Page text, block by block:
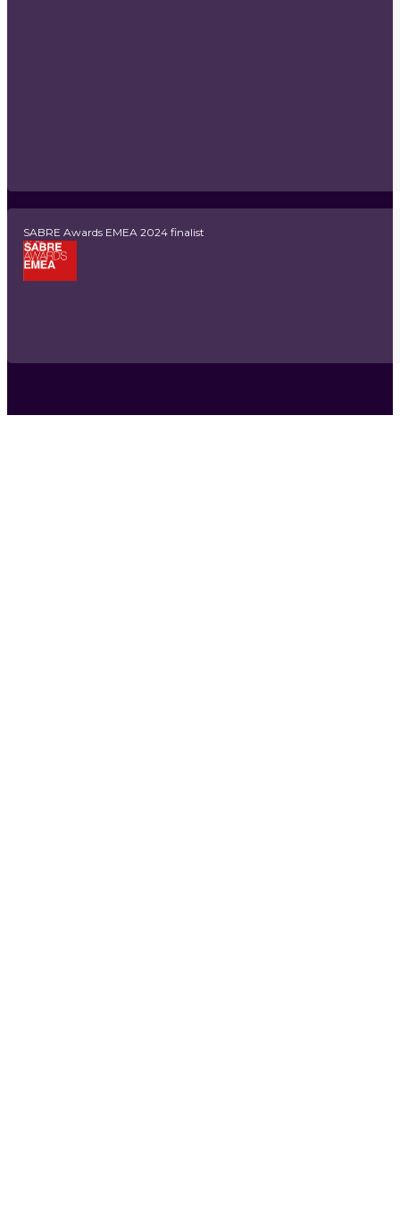
SABRE Awards EMEA 2024 finalist